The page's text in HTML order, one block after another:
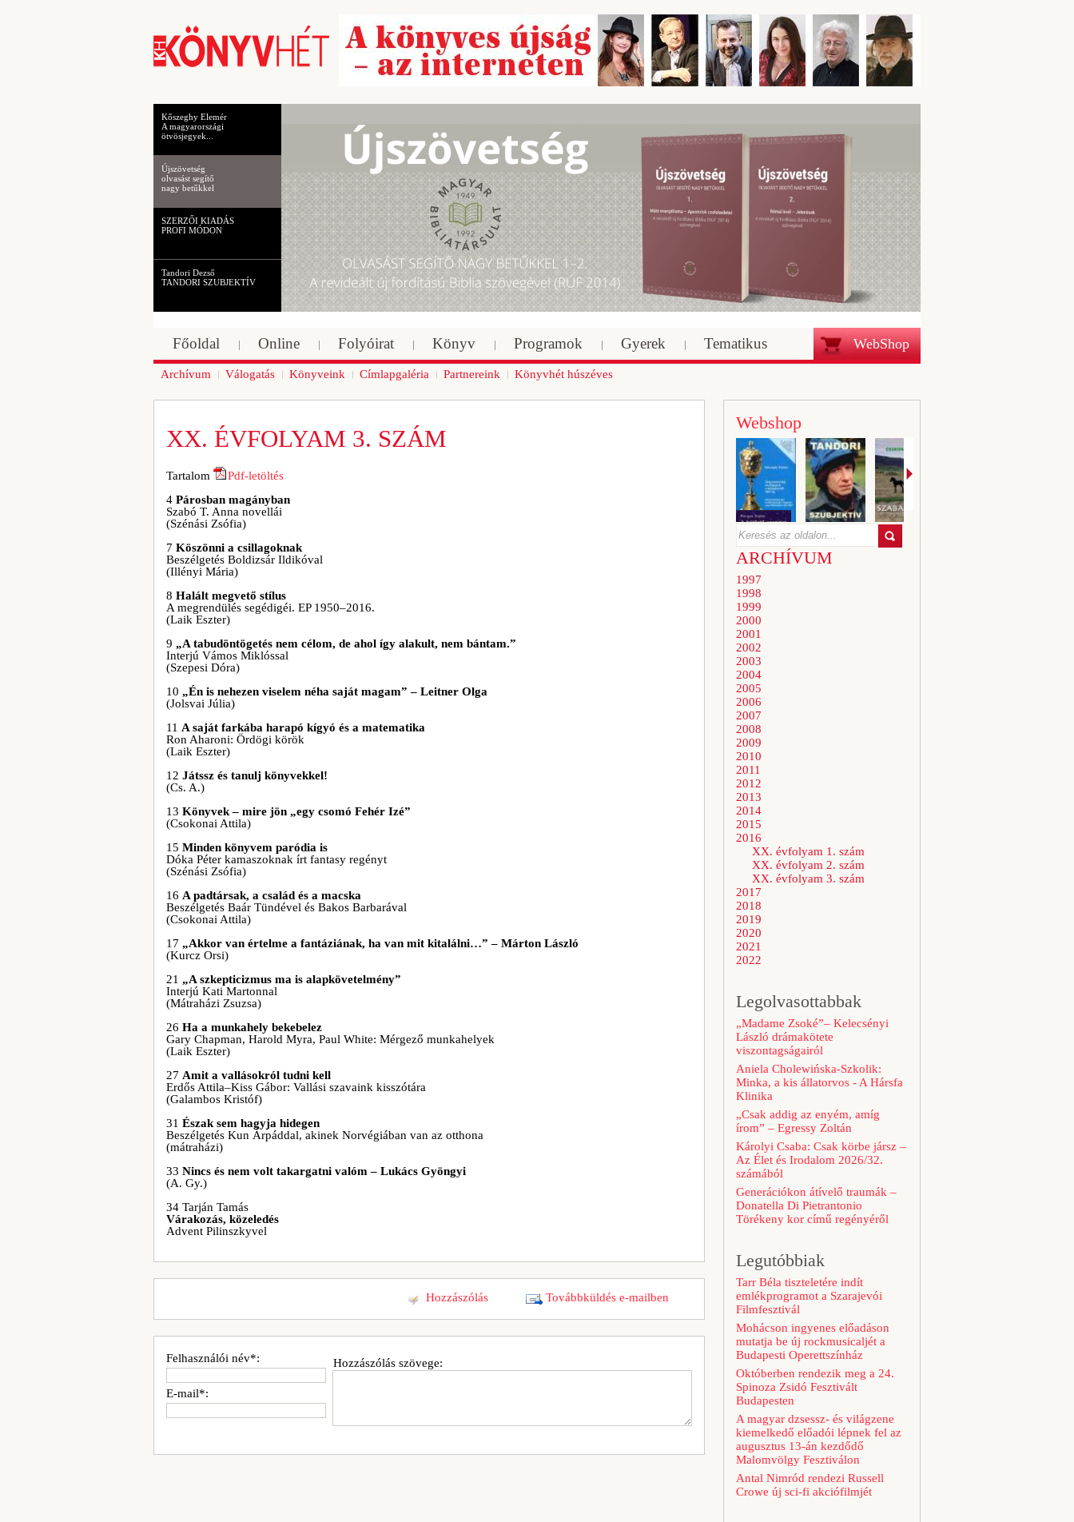
Kőszeghy Elemér
A magyarországi
ötvösjegyek...
Újszövetség
olvasást segítő
nagy betűkkel
SZERZŐI KIADÁS
PROFI MÓDON
Tandori Dezső
TANDORI SZUBJEKTÍV
WebShop
Főoldal Online Folyóirat Könyv Programok Gyerek Tematikus
Archívum Válogatás Könyveink Címlapgaléria Partnereink Könyvhét húszéves
XX. ÉVFOLYAM 3. SZÁM
Tartalom
Pdf-letöltés
4 Párosban magányban
Szabó T. Anna novellái
(Szénási Zsófia)
7 Köszönni a csillagoknak
Beszélgetés Boldizsár Ildikóval
(Illényi Mária)
8 Halált megvető stílus
A megrendülés segédigéi. EP 1950–2016.
(Laik Eszter)
9 „A tabudöntögetés nem célom, de ahol így alakult, nem bántam.”
Interjú Vámos Miklóssal
(Szepesi Dóra)
10 „Én is nehezen viselem néha saját magam” – Leitner Olga
(Jolsvai Júlia)
11 A saját farkába harapó kígyó és a matematika
Ron Aharoni: Ördögi körök
(Laik Eszter)
12 Játssz és tanulj könyvekkel!
(Cs. A.)
13 Könyvek – mire jön „egy csomó Fehér Izé”
(Csokonai Attila)
15 Minden könyvem paródia is
Dóka Péter kamaszoknak írt fantasy regényt
(Szénási Zsófia)
16 A padtársak, a család és a macska
Beszélgetés Baár Tündével és Bakos Barbarával
(Csokonai Attila)
17 „Akkor van értelme a fantáziának, ha van mit kitalálni…” – Márton László
(Kurcz Orsi)
21 „A szkepticizmus ma is alapkövetelmény”
Interjú Kati Martonnal
(Mátraházi Zsuzsa)
26 Ha a munkahely bekebelez
Gary Chapman, Harold Myra, Paul White: Mérgező munkahelyek
(Laik Eszter)
27 Amit a vallásokról tudni kell
Erdős Attila–Kiss Gábor: Vallási szavaink kisszótára
(Galambos Kristóf)
31 Észak sem hagyja hidegen
Beszélgetés Kun Árpáddal, akinek Norvégiában van az otthona
(mátraházi)
33 Nincs és nem volt takargatni valóm – Lukács Gyöngyi
(A. Gy.)
34 Tarján Tamás
Várakozás, közeledés
Advent Pilinszkyvel
Továbbküldés e-mailben
Hozzászólás
Hozzászólás szövege:
Felhasználói név*:
E-mail*:
Webshop
ARCHÍVUM
1997
1998
1999
2000
2001
2002
2003
2004
2005
2006
2007
2008
2009
2010
2011
2012
2013
2014
2015
2016
XX. évfolyam 1. szám
XX. évfolyam 2. szám
XX. évfolyam 3. szám
2017
2018
2019
2020
2021
2022
Legolvasottabbak
„Madame Zsoké”– Kelecsényi
László drámakötete
viszontagságairól
Aniela Cholewińska-Szkolik:
Minka, a kis állatorvos - A Hársfa
Klinika
„Csak addig az enyém, amíg
írom” – Egressy Zoltán
Károlyi Csaba: Csak körbe jársz –
Az Élet és Irodalom 2026/32.
számából
Generációkon átívelő traumák –
Donatella Di Pietrantonio
Törékeny kor című regényéről
Legutóbbiak
Tarr Béla tiszteletére indít
emlékprogramot a Szarajevói
Filmfesztivál
Mohácson ingyenes előadáson
mutatja be új rockmusicaljét a
Budapesti Operettszínház
Októberben rendezik meg a 24.
Spinoza Zsidó Fesztivált
Budapesten
A magyar dzsessz- és világzene
kiemelkedő előadói lépnek fel az
augusztus 13-án kezdődő
Malomvölgy Fesztiválon
Antal Nimród rendezi Russell
Crowe új sci-fi akciófilmjét